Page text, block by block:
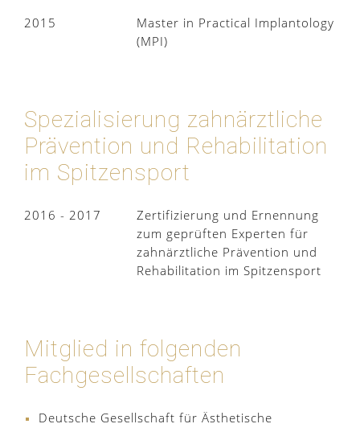
2015
Master in Practical Implantology
(MPI)
Spezialisierung zahnärztliche
Prävention und Rehabilitation
im Spitzensport
2016 - 2017
Zertifizierung und Ernennung
zum geprüften Experten für
zahnärztliche Prävention und
Rehabilitation im Spitzensport
Mitglied in folgenden
Fachgesellschaften
Deutsche Gesellschaft für Ästhetische